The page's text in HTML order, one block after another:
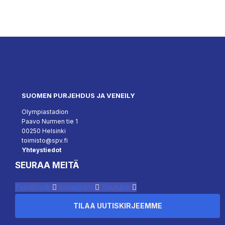
SUOMEN PURJEHDUS JA VENEILY
Olympiastadion
Paavo Nurmen tie 1
00250 Helsinki
toimisto@spv.fi
Yhteystiedot
SEURAA MEITÄ
Facebook Instagram Youtube
TILAA UUTISKIRJEEMME